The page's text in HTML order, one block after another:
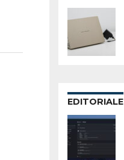
EDITORIALE